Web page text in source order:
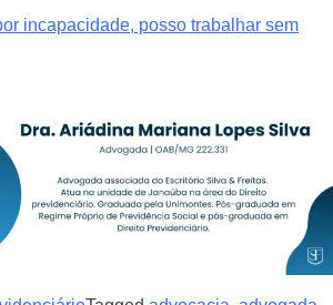
incapacidade, posso trabalhar sem